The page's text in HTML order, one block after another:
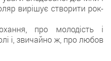
вирішує створити рок-
про молодість і
і, звичайно ж, про любов